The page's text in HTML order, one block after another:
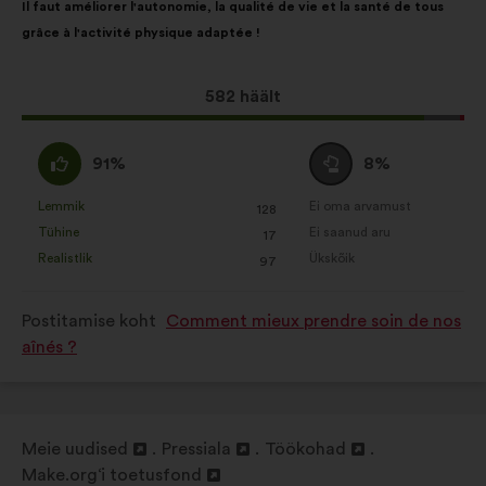
sisu:
Il faut améliorer l'autonomie, la qualité de vie et la santé de tous
grâce à l'activité physique adaptée !
Selle
ettepaneku
582 häält
jaotus:
Olen
nõus
:
91%
Lemmik
: 128
korda
Tühine 17
korda
Realistlik
: 97
korda
Olen
erapooletu
:
8%
Ei oma arvamust
:korda
Ei saanud aru
:korda
Ükskõik
:korda
Postitamise koht
Comment mieux prendre soin de nos
aînés ?
Meie uudised Pressiala Töökohad
Make.org‘i toetusfond